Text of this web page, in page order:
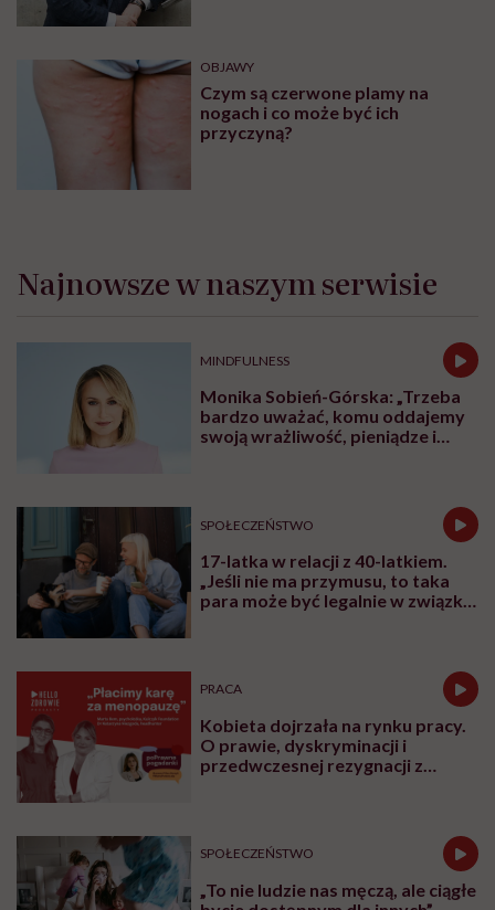
OBJAWY
Czym są czerwone plamy na
nogach i co może być ich
przyczyną?
Najnowsze w naszym serwisie
MINDFULNESS
Monika Sobień-Górska: „Trzeba
bardzo uważać, komu oddajemy
swoją wrażliwość, pieniądze i
SPOŁECZEŃSTWO
17-latka w relacji z 40-latkiem.
„Jeśli nie ma przymusu, to taka
para może być legalnie w związku.
PRACA
Kobieta dojrzała na rynku pracy.
O prawie, dyskryminacji i
przedwczesnej rezygnacji z
SPOŁECZEŃSTWO
„To nie ludzie nas męczą, ale ciągłe